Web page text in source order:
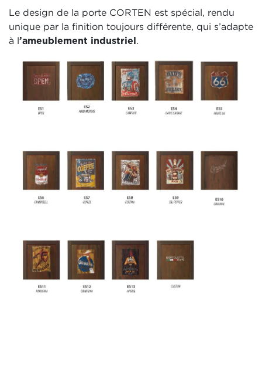
Le design de la porte CORTEN est spécial, rendu
unique par la finition toujours différente, qui s’adapte
à l’ameublement industriel.